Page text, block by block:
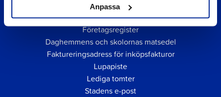
Anpassa
Snabblänkar
Företagsregister
Daghemmens och skolornas matsedel
Faktureringsadress för inköpsfakturor
Lupapiste
Lediga tomter
Stadens e-post